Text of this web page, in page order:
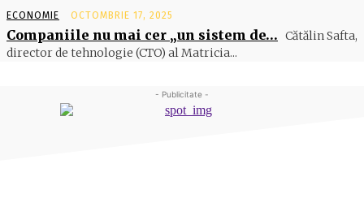
ECONOMIE OCTOMBRIE 17, 2025
Companiile nu mai cer „un sistem de… Cătălin Safta,
director de tehnologie (CTO) al Matricia...
- Publicitate -